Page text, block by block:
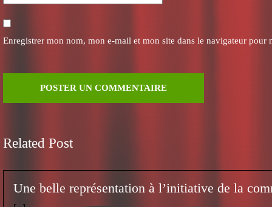
Enregistrer mon nom, mon e-mail et mon site dans le navigateur pour
Related Post
Une belle représentation à l’initiative de la